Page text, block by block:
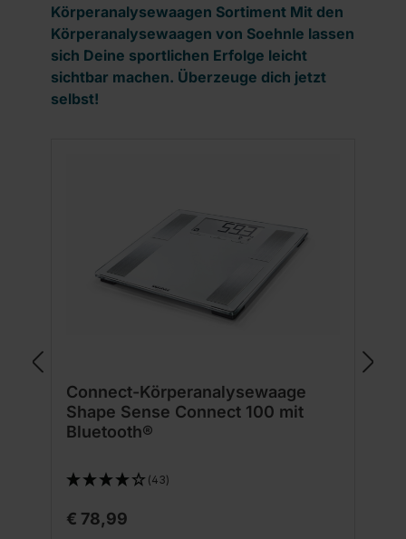
Körperanalysewaagen Sortiment Mit den
Körperanalysewaagen von Soehnle lassen
sich Deine sportlichen Erfolge leicht
sichtbar machen. Überzeuge dich jetzt
selbst!
Connect-Körperanalysewaage
Shape Sense Connect 100 mit
Bluetooth®
(43)
€ 78,99